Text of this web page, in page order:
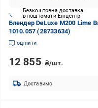
Безкоштовна доставка
в поштомати Епіцентр
Блендер DeLuxe М200 Lime
1010.057 (28733634)
оцінити
12 855 ₴/шт.
Доставимо